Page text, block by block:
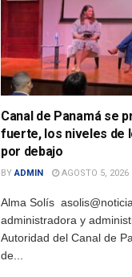
Canal de Panamá se
fuerte, los niveles de
por debajo
BY ADMIN AGOSTO 5, 2026
Alma Solís
administradora y
Autoridad del Canal de
de...